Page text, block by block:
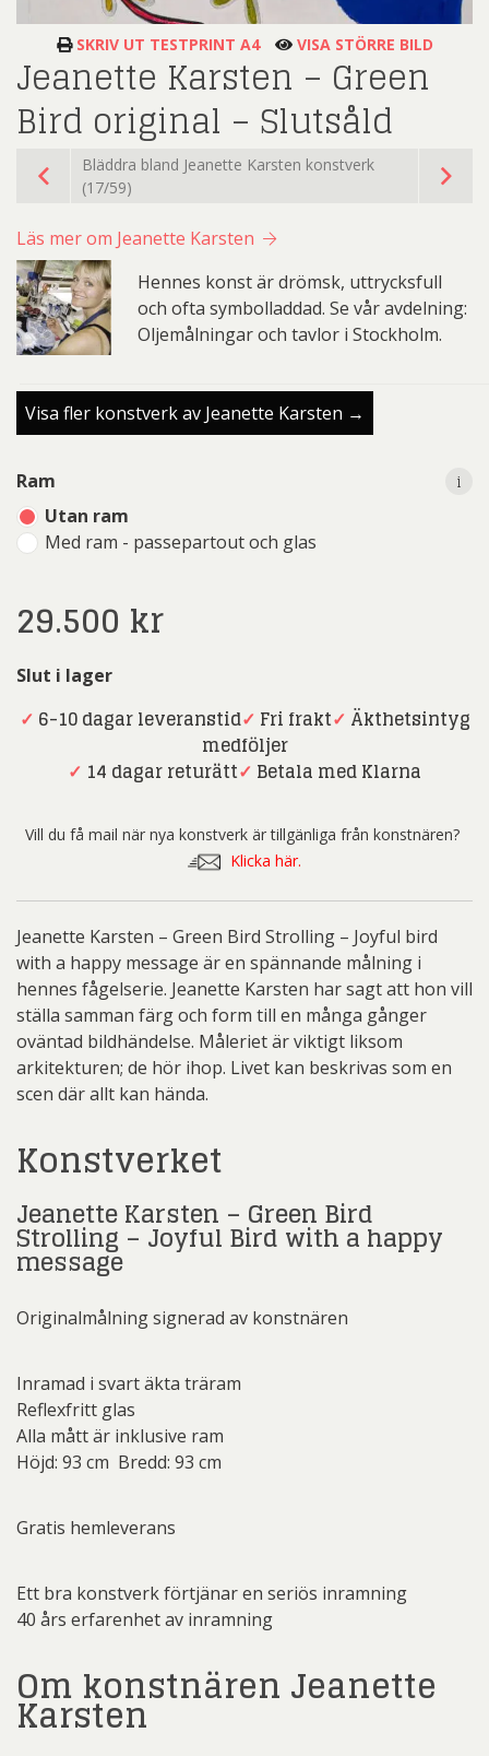
SKRIV UT TESTPRINT A4 VISA STÖRRE BILD
Jeanette Karsten – Green
Bird original – Slutsåld
Bläddra bland Jeanette Karsten konstverk
(17/59)
Läs mer om Jeanette Karsten
Hennes konst är drömsk, uttrycksfull
och ofta symbolladdad. Se vår avdelning:
Oljemålningar och tavlor i Stockholm.
Visa fler konstverk av Jeanette Karsten →
Ram
Utan ram
Med ram - passepartout och glas
i
29.500 kr
Slut i lager
✓ 6-10 dagar leveranstid✓ Fri frakt✓ Äkthetsintyg
medföljer
✓ 14 dagar returätt✓ Betala med Klarna
Vill du få mail när nya konstverk är tillgänliga från konstnären?
Klicka här.
Jeanette Karsten – Green Bird Strolling – Joyful bird
with a happy message är en spännande målning i
hennes fågelserie. Jeanette Karsten har sagt att hon vill
ställa samman färg och form till en många gånger
oväntad bildhändelse. Måleriet är viktigt liksom
arkitekturen; de hör ihop. Livet kan beskrivas som en
scen där allt kan hända.
Konstverket
Jeanette Karsten – Green Bird
Strolling – Joyful Bird with a happy
message
Originalmålning signerad av konstnären
Inramad i svart äkta träram
Reflexfritt glas
Alla mått är inklusive ram
Höjd: 93 cm Bredd: 93 cm
Gratis hemleverans
Ett bra konstverk förtjänar en seriös inramning
40 års erfarenhet av inramning
Om konstnären Jeanette
Karsten